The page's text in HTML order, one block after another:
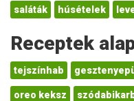
saláták húsételek
Receptek
tejszínhab
oreo keksz